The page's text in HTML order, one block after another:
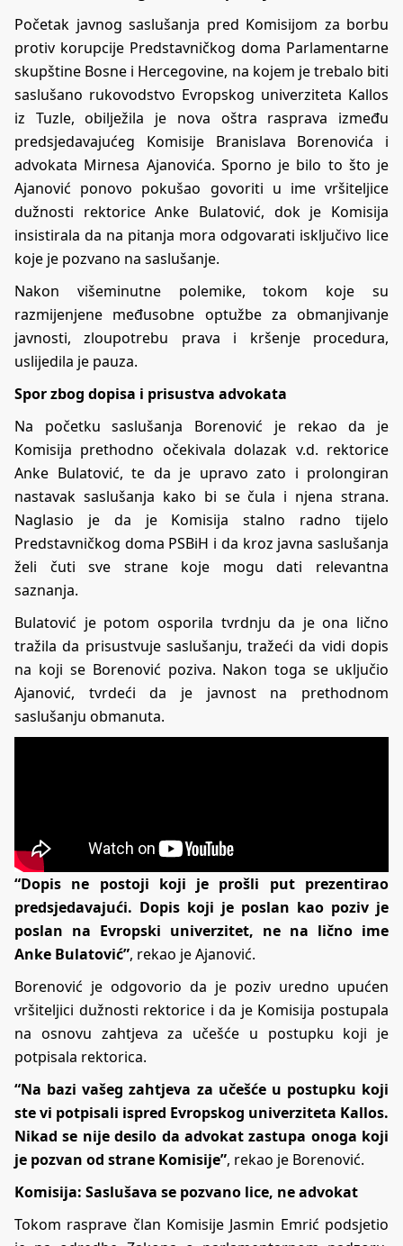
Početak javnog saslušanja pred Komisijom za borbu
protiv korupcije Predstavničkog doma Parlamentarne
skupštine Bosne i Hercegovine, na kojem je trebalo biti
saslušano rukovodstvo Evropskog univerziteta Kallos
iz Tuzle, obilježila je nova oštra rasprava između
predsjedavajućeg Komisije Branislava Borenovića i
advokata Mirnesa Ajanovića. Sporno je bilo to što je
Ajanović ponovo pokušao govoriti u ime vršiteljice
dužnosti rektorice Anke Bulatović, dok je Komisija
insistirala da na pitanja mora odgovarati isključivo lice
koje je pozvano na saslušanje.
Nakon višeminutne polemike, tokom koje su
razmijenjene međusobne optužbe za obmanjivanje
javnosti, zloupotrebu prava i kršenje procedura,
uslijedila je pauza.
Spor zbog dopisa i prisustva advokata
Na početku saslušanja Borenović je rekao da je
Komisija prethodno očekivala dolazak v.d. rektorice
Anke Bulatović, te da je upravo zato i prolongiran
nastavak saslušanja kako bi se čula i njena strana.
Naglasio je da je Komisija stalno radno tijelo
Predstavničkog doma PSBiH i da kroz javna saslušanja
želi čuti sve strane koje mogu dati relevantna
saznanja.
Bulatović je potom osporila tvrdnju da je ona lično
tražila da prisustvuje saslušanju, tražeći da vidi dopis
na koji se Borenović poziva. Nakon toga se uključio
Ajanović, tvrdeći da je javnost na prethodnom
saslušanju obmanuta.
“Dopis ne postoji koji je prošli put prezentirao
predsjedavajući. Dopis koji je poslan kao poziv je
poslan na Evropski univerzitet, ne na lično ime
Anke Bulatović”, rekao je Ajanović.
Borenović je odgovorio da je poziv uredno upućen
vršiteljici dužnosti rektorice i da je Komisija postupala
na osnovu zahtjeva za učešće u postupku koji je
potpisala rektorica.
“Na bazi vašeg zahtjeva za učešće u postupku koji
ste vi potpisali ispred Evropskog univerziteta Kallos.
Nikad se nije desilo da advokat zastupa onoga koji
je pozvan od strane Komisije”, rekao je Borenović.
Komisija: Saslušava se pozvano lice, ne advokat
Tokom rasprave član Komisije Jasmin Emrić podsjetio